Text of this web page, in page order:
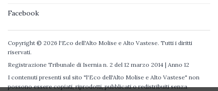
Facebook
Copyright © 2026 l'Eco dell'Alto Molise e Alto Vastese. Tutti i diritti
riservati.
Registrazione Tribunale di Isernia n. 2 del 12 marzo 2014 | Anno 12
I contenuti presenti sul sito "l'Eco dell'Alto Molise e Alto Vastese" non
possono essere copiati, riprodotti, pubblicati o redistribuiti senza